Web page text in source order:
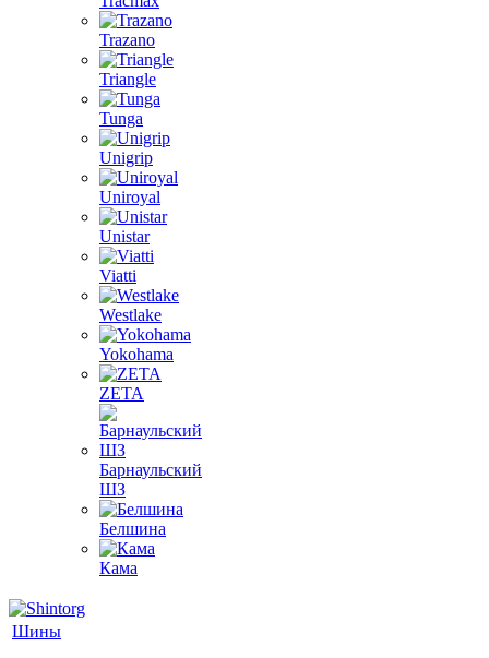
Trazano
Triangle
Tunga
Unigrip
Uniroyal
Unistar
Viatti
Westlake
Yokohama
ZETA
Барнаульский
ШЗ
Белшина
Кама
Шины